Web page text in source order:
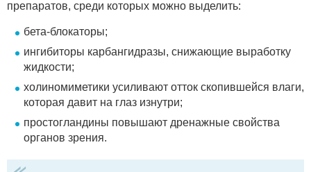
препаратов, среди которых можно выделить:
бета-блокаторы;
ингибиторы карбангидразы, снижающие выработку
жидкости;
холиномиметики усиливают отток скопившейся влаги,
которая давит на глаз изнутри;
простогландины повышают дренажные свойства
органов зрения.